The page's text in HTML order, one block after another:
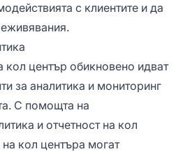
с клиентите и да
кол център обикновено идват
за аналитика и мониторинг
С помощта на
и отчетност на кол
кол центъра могат